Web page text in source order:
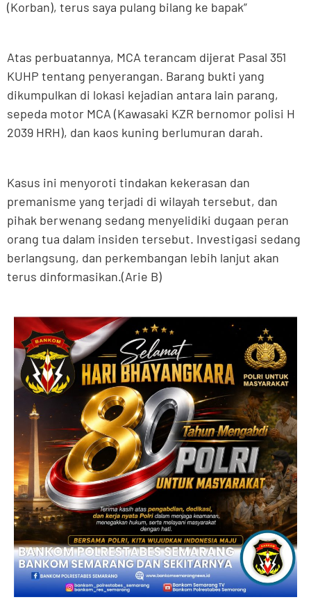
(Korban), terus saya pulang bilang ke bapak”
Atas perbuatannya, MCA terancam dijerat Pasal 351
KUHP tentang penyerangan. Barang bukti yang
dikumpulkan di lokasi kejadian antara lain parang,
sepeda motor MCA (Kawasaki KZR bernomor polisi H
2039 HRH), dan kaos kuning berlumuran darah.
Kasus ini menyoroti tindakan kekerasan dan
premanisme yang terjadi di wilayah tersebut, dan
pihak berwenang sedang menyelidiki dugaan peran
orang tua dalam insiden tersebut. Investigasi sedang
berlangsung, dan perkembangan lebih lanjut akan
terus dinformasikan.(Arie B)